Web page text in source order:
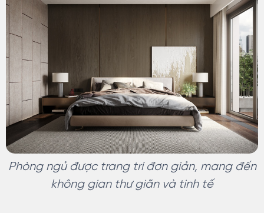
Phòng ngủ được trang trí đơn giản, mang đến
không gian thư giãn và tinh tế